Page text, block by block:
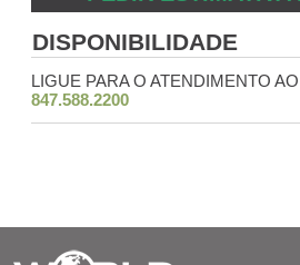
DISPONIBILIDADE
LIGUE PARA O ATENDIMENTO
847.588.2200